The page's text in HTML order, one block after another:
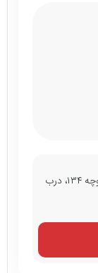
کرمانشاه، ۲۲ بهمن، میدان مرکزی، کوچه ۱۳۴، درب